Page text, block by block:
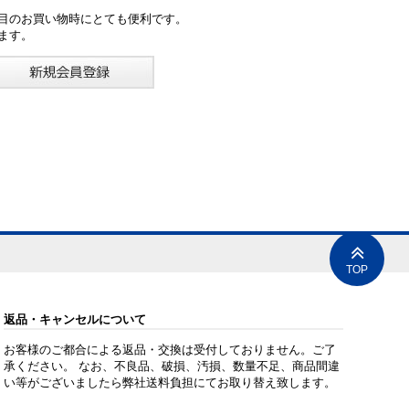
お買い物時にとても便利です。
す。
TOP
返品・キャンセルについて
お客様のご都合による返品・交換は受付しておりません。ご了
承ください。 なお、不良品、破損、汚損、数量不足、商品間違
い等がございましたら弊社送料負担にてお取り替え致します。